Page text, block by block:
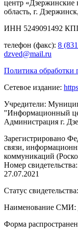
центр «Дзержинские
область, г.
ИНН 5249091492
телефон (факс): 8
dzved@mail.ru
Политика обработки
Сетевое издание:
Учредители:
"Информационный
Администрация г.
Зарегистрировано
связи,
коммуникаций
Номер
27.07.2021
Статус
Наименование СМИ:
Форма